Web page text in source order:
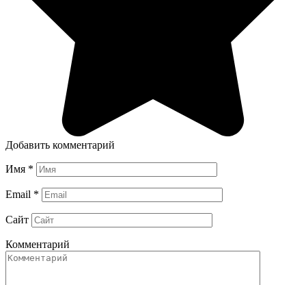
Добавить комментарий
Имя *
Email *
Сайт
Комментарий